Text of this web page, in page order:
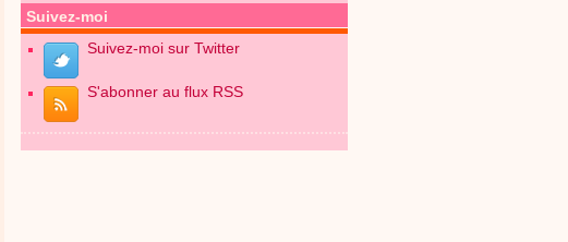
Suivez-moi
Suivez-moi sur Twitter
S'abonner au flux RSS